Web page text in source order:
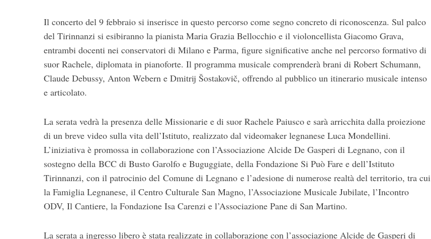
Il concerto del 9 febbraio si inserisce in questo percorso come segno concreto di riconoscenza. Sul palco
del Tirinnanzi si esibiranno la pianista Maria Grazia Bellocchio e il violoncellista Giacomo Grava,
entrambi docenti nei conservatori di Milano e Parma, figure significative anche nel percorso formativo di
suor Rachele, diplomata in pianoforte. Il programma musicale comprenderà brani di Robert Schumann,
Claude Debussy, Anton Webern e Dmitrij Šostakovič, offrendo al pubblico un itinerario musicale intenso
e articolato.
La serata vedrà la presenza delle Missionarie e di suor Rachele Paiusco e sarà arricchita dalla proiezione
di un breve video sulla vita dell’Istituto, realizzato dal videomaker legnanese Luca Mondellini.
L’iniziativa è promossa in collaborazione con l’Associazione Alcide De Gasperi di Legnano, con il
sostegno della BCC di Busto Garolfo e Buguggiate, della Fondazione Si Può Fare e dell’Istituto
Tirinnanzi, con il patrocinio del Comune di Legnano e l’adesione di numerose realtà del territorio, tra cui
la Famiglia Legnanese, il Centro Culturale San Magno, l’Associazione Musicale Jubilate, l’Incontro
ODV, Il Cantiere, la Fondazione Isa Carenzi e l’Associazione Pane di San Martino.
La serata a ingresso libero è stata realizzate in collaborazione con l’associazione Alcide de Gasperi di
a
r
c
h
f
o